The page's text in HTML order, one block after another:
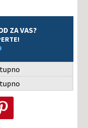
ZA VAS?
Podeli na Pinterest-u